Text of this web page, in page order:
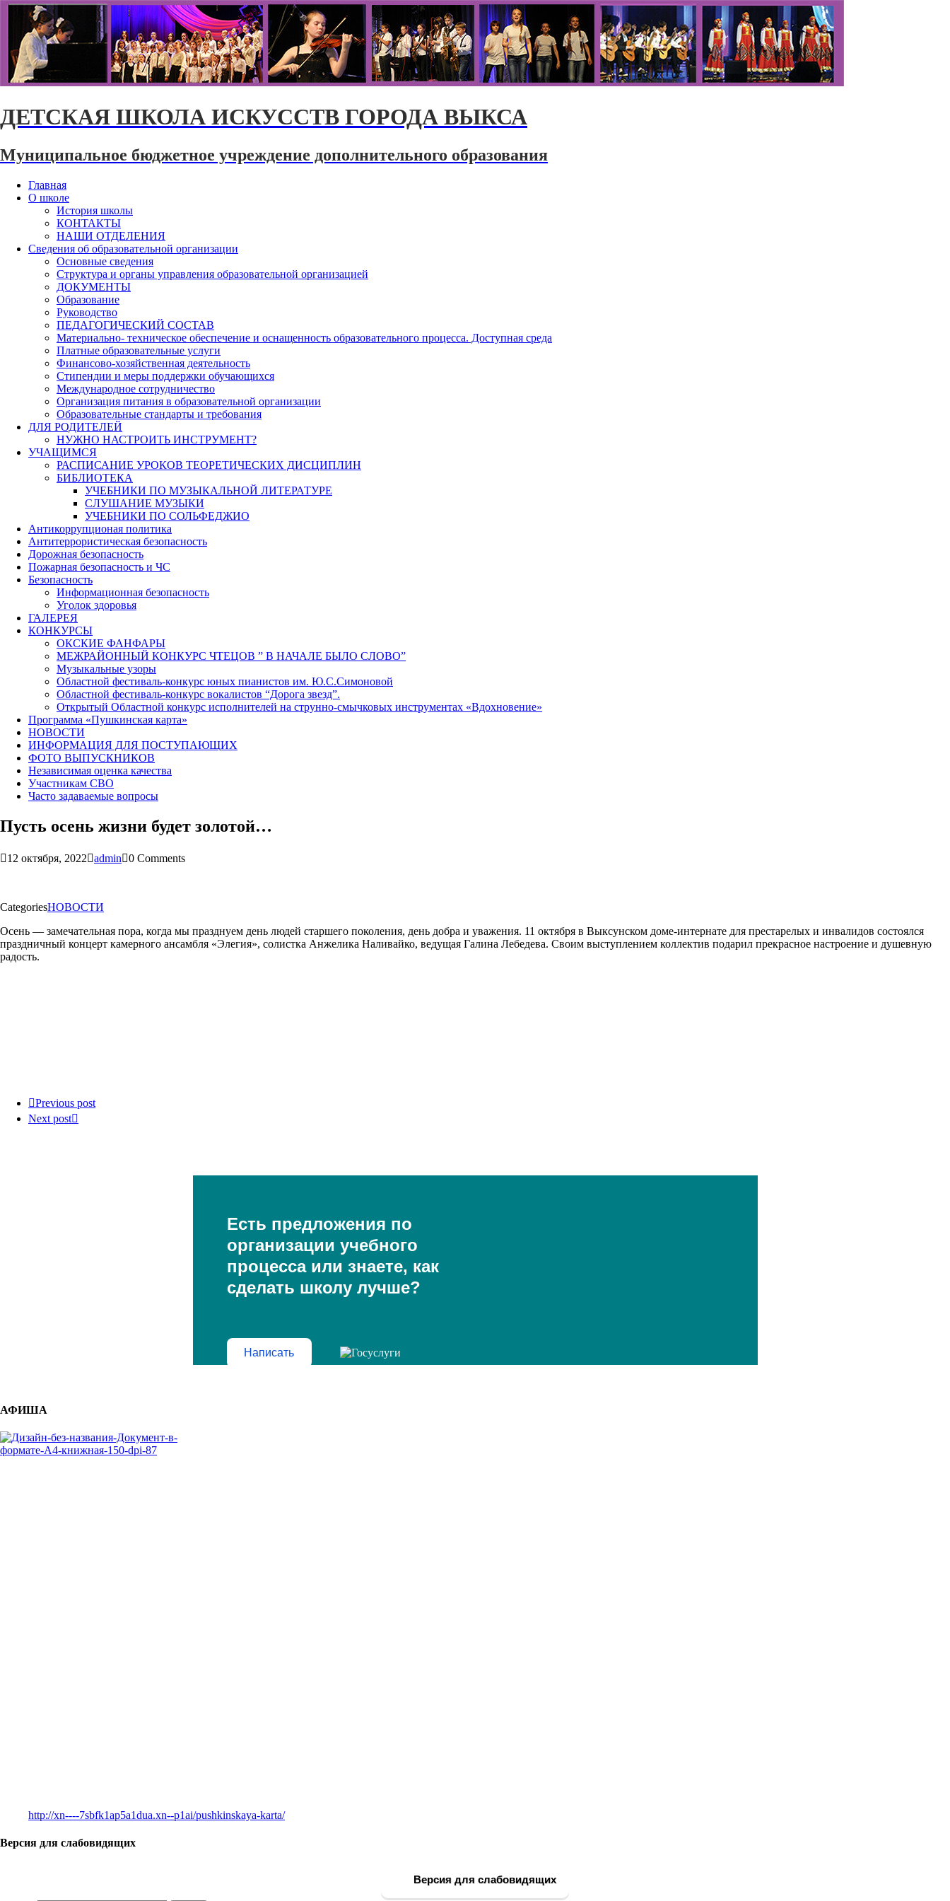
ДЕТСКАЯ ШКОЛА ИСКУССТВ ГОРОДА ВЫКСА
Муниципальное бюджетное учреждение дополнительного образования
Главная
О школе
История школы
КОНТАКТЫ
НАШИ ОТДЕЛЕНИЯ
Сведения об образовательной организации
Основные сведения
Структура и органы управления образовательной организацией
ДОКУМЕНТЫ
Образование
Руководство
ПЕДАГОГИЧЕСКИЙ СОСТАВ
Материально- техническое обеспечение и оснащенность образовательного процесса. Доступная среда
Платные образовательные услуги
Финансово-хозяйственная деятельность
Стипендии и меры поддержки обучающихся
Международное сотрудничество
Организация питания в образовательной организации
Образовательные стандарты и требования
ДЛЯ РОДИТЕЛЕЙ
НУЖНО НАСТРОИТЬ ИНСТРУМЕНТ?
УЧАЩИМСЯ
РАСПИСАНИЕ УРОКОВ ТЕОРЕТИЧЕСКИХ ДИСЦИПЛИН
БИБЛИОТЕКА
УЧЕБНИКИ ПО МУЗЫКАЛЬНОЙ ЛИТЕРАТУРЕ
СЛУШАНИЕ МУЗЫКИ
УЧЕБНИКИ ПО СОЛЬФЕДЖИО
Антикоррупционая политика
Антитеррористическая безопасность
Дорожная безопасность
Пожарная безопасность и ЧС
Безопасность
Информационная безопасность
Уголок здоровья
ГАЛЕРЕЯ
КОНКУРСЫ
ОКСКИЕ ФАНФАРЫ
МЕЖРАЙОННЫЙ КОНКУРС ЧТЕЦОВ ” В НАЧАЛЕ БЫЛО СЛОВО”
Музыкальные узоры
Областной фестиваль-конкурс юных пианистов им. Ю.С.Симоновой
Областной фестиваль-конкурс вокалистов “Дорога звезд”.
Открытый Областной конкурс исполнителей на струнно-смычковых инструментах «Вдохновение»
Программа «Пушкинская карта»
НОВОСТИ
ИНФОРМАЦИЯ ДЛЯ ПОСТУПАЮЩИХ
ФОТО ВЫПУСКНИКОВ
Независимая оценка качества
Участникам СВО
Часто задаваемые вопросы
Пусть осень жизни будет золотой…
12 октября, 2022 admin 0 Comments
CategoriesНОВОСТИ
Осень — замечательная пора, когда мы празднуем день людей старшего поколения, день добра и уважения. 11 октября в Выксунском доме-интернате для престарелых и инвалидов состоялся
праздничный концерт камерного ансамбля «Элегия», солистка Анжелика Наливайко, ведущая Галина Лебедева. Своим выступлением коллектив подарил прекрасное настроение и душевную
радость.
Previous post
Next post
Есть предложения по
организации учебного
процесса или знаете, как
сделать школу лучше?
Написать
АФИША
http://xn----7sbfk1ap5a1dua.xn--p1ai/pushkinskaya-karta/
Версия для слабовидящих
Версия для слабовидящих